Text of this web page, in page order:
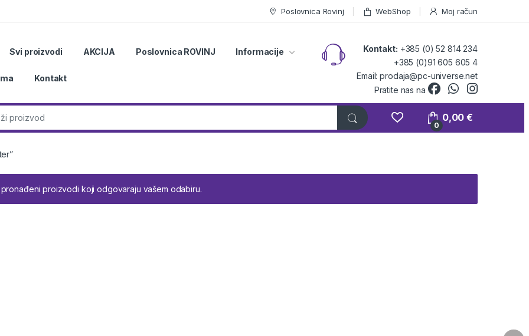
Poslovnica Rovinj WebShop Moj račun
Svi proizvodi AKCIJA Poslovnica ROVINJ Informacije
Kontakt
Kontakt: +385 (0) 52 814 234
+385 (0)91 605 605 4
Email: prodaja@pc-universe.net
Pratite nas na
0
0,00€
pronađeni proizvodi koji odgovaraju vašem odabiru.